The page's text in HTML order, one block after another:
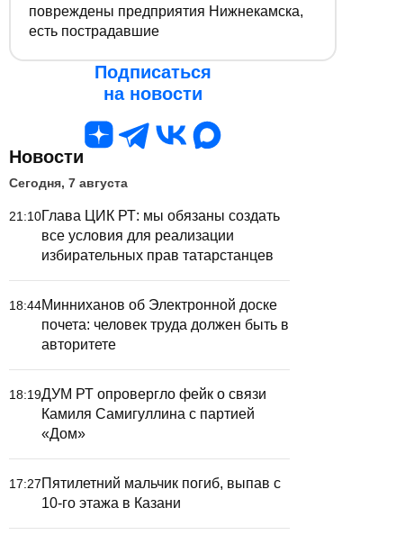
повреждены предприятия Нижнекамска,
есть пострадавшие
Подписаться
на новости
Новости
Сегодня, 7 августа
21:10Глава ЦИК РТ: мы обязаны создать
все условия для реализации
избирательных прав татарстанцев
18:44Минниханов об Электронной доске
почета: человек труда должен быть в
авторитете
18:19ДУМ РТ опровергло фейк о связи
Камиля Самигуллина с партией
«Дом»
17:27Пятилетний мальчик погиб, выпав с
10-го этажа в Казани